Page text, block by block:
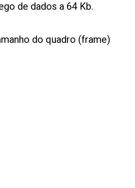
de dados a 64 Kb.
do quadro (frame)